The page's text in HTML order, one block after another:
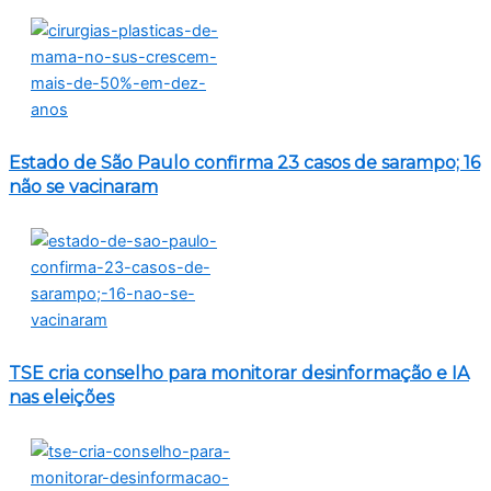
Estado de São Paulo confirma 23 casos de sarampo; 16
não se vacinaram
TSE cria conselho para monitorar desinformação e IA
nas eleições